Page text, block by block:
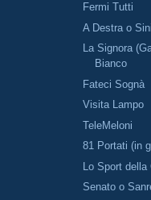
Fermi Tutti
A Destra o
La Signora
Bianco
Fateci Sognà
Visita Lampo
TeleMeloni
81 Portati (in
Lo Sport della
Senato o